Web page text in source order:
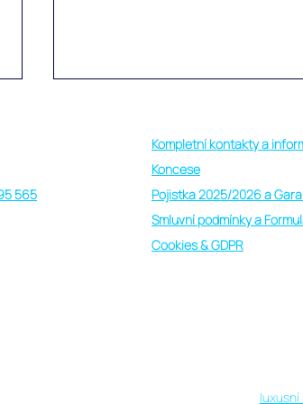
Skvělá dovolená plná zážitků
565
Kompletní kontakty a
Koncese
Pojistka 2025/2026 a
Smluvní podmínky a
Cookies & GDPR